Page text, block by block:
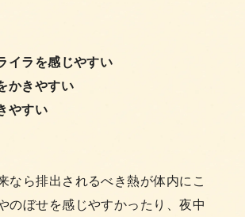
イラを感じやすい
かきやすい
やすい
なら排出されるべき熱が体内にこ
のぼせを感じやすかったり、夜中